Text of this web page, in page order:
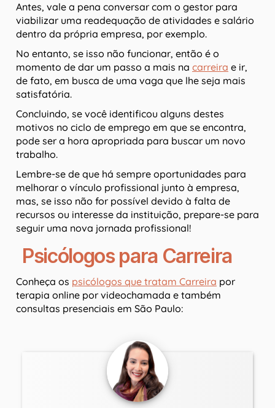
Antes, vale a pena conversar com o gestor para
viabilizar uma readequação de atividades e salário
dentro da própria empresa, por exemplo.
No entanto, se isso não funcionar, então é o
momento de dar um passo a mais na carreira e ir,
de fato, em busca de uma vaga que lhe seja mais
satisfatória.
Concluindo, se você identificou alguns destes
motivos no ciclo de emprego em que se encontra,
pode ser a hora apropriada para buscar um novo
trabalho.
Lembre-se de que há sempre oportunidades para
melhorar o vínculo profissional junto à empresa,
mas, se isso não for possível devido à falta de
recursos ou interesse da instituição, prepare-se para
seguir uma nova jornada profissional!
Psicólogos para Carreira
Conheça os psicólogos que tratam Carreira por
terapia online por videochamada e também
consultas presenciais em São Paulo: